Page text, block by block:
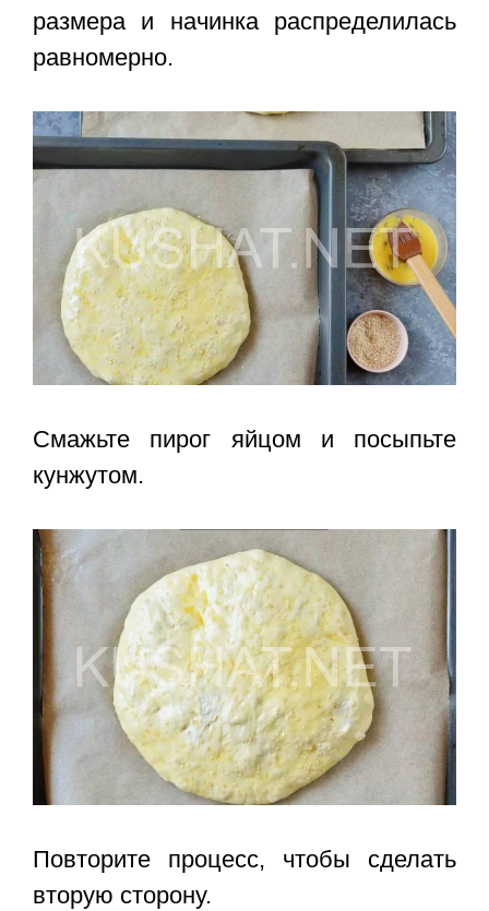
размера и начинка распределилась
равномерно.
Смажьте пирог яйцом и посыпьте
кунжутом.
Повторите процесс, чтобы сделать
вторую сторону.